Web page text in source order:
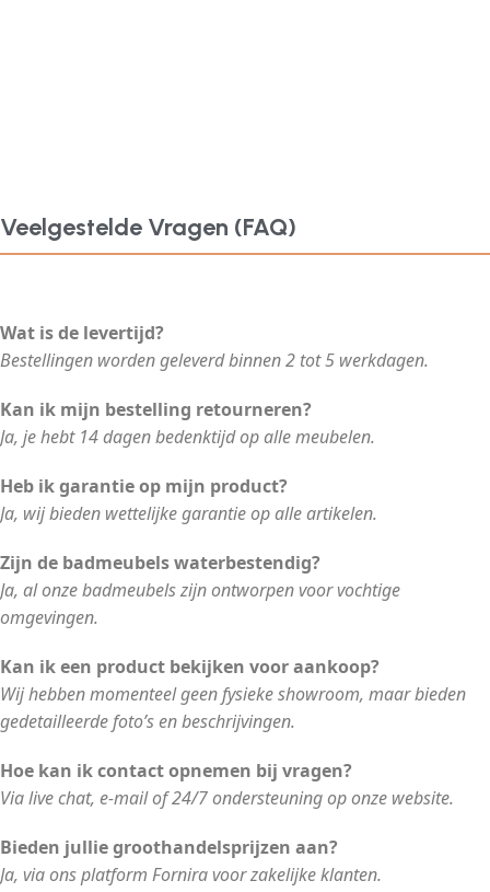
Veelgestelde Vragen (FAQ)
Wat is de levertijd?
Bestellingen worden geleverd binnen 2 tot 5 werkdagen.
Kan ik mijn bestelling retourneren?
Ja, je hebt 14 dagen bedenktijd op alle meubelen.
Heb ik garantie op mijn product?
Ja, wij bieden wettelijke garantie op alle artikelen.
Zijn de badmeubels waterbestendig?
Ja, al onze badmeubels zijn ontworpen voor vochtige
omgevingen.
Kan ik een product bekijken voor aankoop?
Wij hebben momenteel geen fysieke showroom, maar bieden
gedetailleerde foto’s en beschrijvingen.
Hoe kan ik contact opnemen bij vragen?
Via live chat, e-mail of 24/7 ondersteuning op onze website.
Bieden jullie groothandelsprijzen aan?
Ja, via ons platform Fornira voor zakelijke klanten.